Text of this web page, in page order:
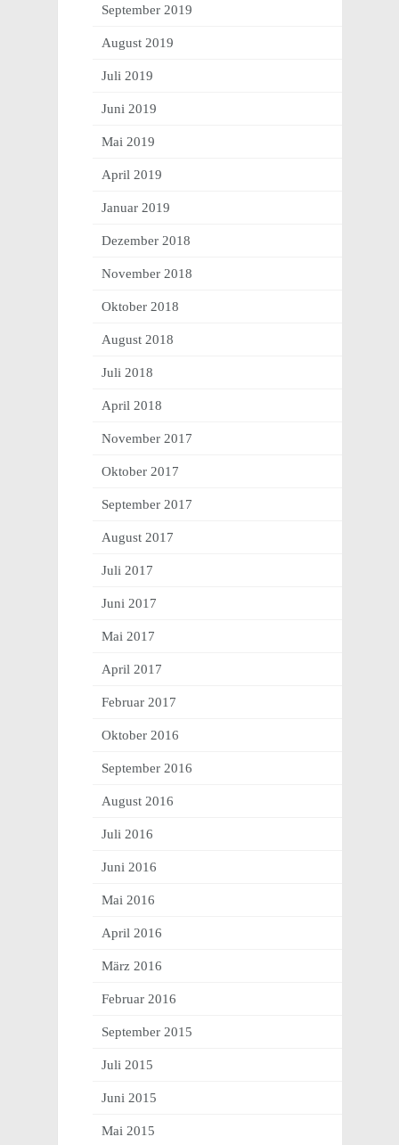
September 2019
August 2019
Juli 2019
Juni 2019
Mai 2019
April 2019
Januar 2019
Dezember 2018
November 2018
Oktober 2018
August 2018
Juli 2018
April 2018
November 2017
Oktober 2017
September 2017
August 2017
Juli 2017
Juni 2017
Mai 2017
April 2017
Februar 2017
Oktober 2016
September 2016
August 2016
Juli 2016
Juni 2016
Mai 2016
April 2016
März 2016
Februar 2016
September 2015
Juli 2015
Juni 2015
Mai 2015